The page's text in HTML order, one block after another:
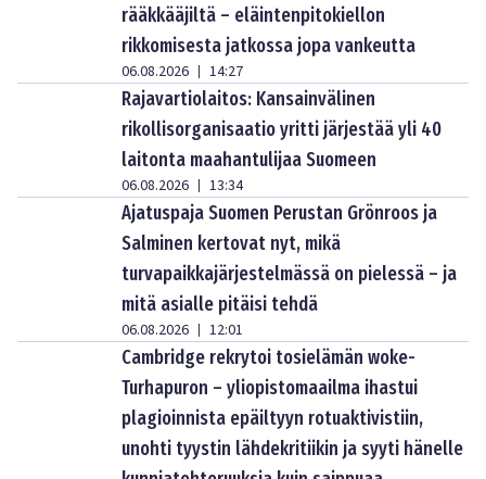
rääkkääjiltä – eläintenpitokiellon
rikkomisesta jatkossa jopa vankeutta
06.08.2026 | 14:27
Rajavartiolaitos: Kansainvälinen
rikollisorganisaatio yritti järjestää yli 40
laitonta maahantulijaa Suomeen
06.08.2026 | 13:34
Ajatuspaja Suomen Perustan Grönroos ja
Salminen kertovat nyt, mikä
turvapaikkajärjestelmässä on pielessä – ja
mitä asialle pitäisi tehdä
06.08.2026 | 12:01
Cambridge rekrytoi tosielämän woke-
Turhapuron – yliopistomaailma ihastui
plagioinnista epäiltyyn rotuaktivistiin,
unohti tyystin lähdekritiikin ja syyti hänelle